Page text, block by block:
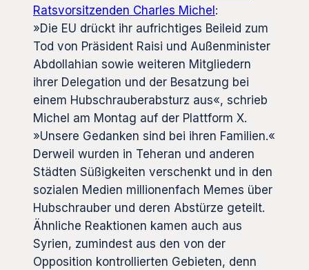
Ratsvorsitzenden Charles Michel :
»Die EU drückt ihr aufrichtiges Beileid zum
Tod von Präsident Raisi und Außenminister
Abdollahian sowie weiteren Mitgliedern
ihrer Delegation und der Besatzung bei
einem Hubschrauberabsturz aus«, schrieb
Michel am Montag auf der Plattform X.
»Unsere Gedanken sind bei ihren Familien.«
Derweil wurden in Teheran und anderen
Städten Süßigkeiten verschenkt und in den
sozialen Medien millionenfach Memes über
Hubschrauber und deren Abstürze geteilt.
Ähnliche Reaktionen kamen auch aus
Syrien, zumindest aus den von der
Opposition kontrollierten Gebieten, denn